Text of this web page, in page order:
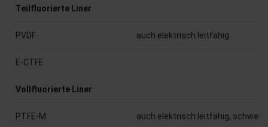
Teilfluorierte Liner
PVDF auch elektrisch leitfähig
E-CTFE
Vollfluorierte Liner
PTFE-M auch elektrisch leitfähig,